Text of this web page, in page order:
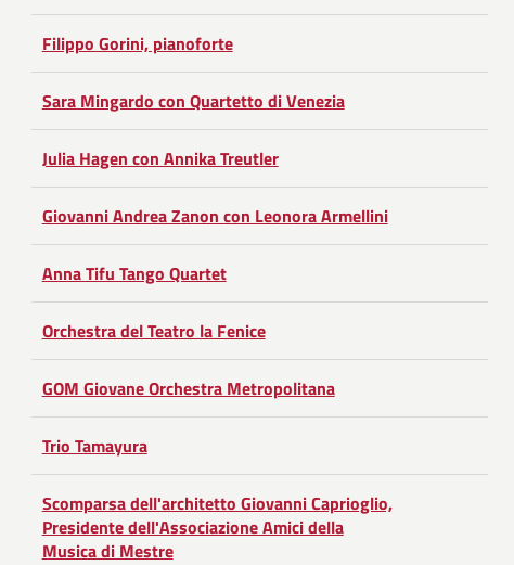
Filippo Gorini, pianoforte
Sara Mingardo con Quartetto di Venezia
Julia Hagen con Annika Treutler
Giovanni Andrea Zanon con Leonora Armellini
Anna Tifu Tango Quartet
Orchestra del Teatro la Fenice
GOM Giovane Orchestra Metropolitana
Trio Tamayura
Scomparsa dell'architetto Giovanni Caprioglio,
Presidente dell'Associazione Amici della
Musica di Mestre